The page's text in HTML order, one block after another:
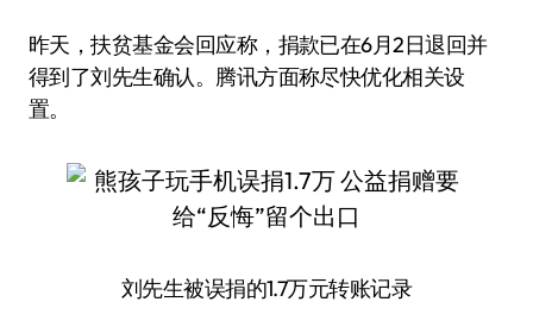
昨天，扶贫基金会回应称，捐款已在6月2日退回并
得到了刘先生确认。腾讯方面称尽快优化相关设
置。
刘先生被误捐的1.7万元转账记录